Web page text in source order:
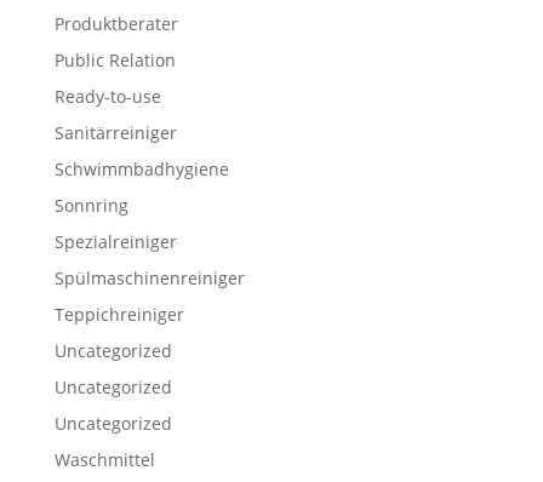
Produktberater
Public Relation
Ready-to-use
Sanitärreiniger
Schwimmbadhygiene
Sonnring
Spezialreiniger
Spülmaschinenreiniger
Teppichreiniger
Uncategorized
Uncategorized
Uncategorized
Waschmittel